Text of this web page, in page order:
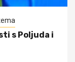
s Poljuda i